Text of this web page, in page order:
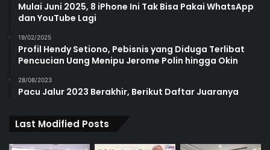
Mulai Juni 2025, 8 iPhone Ini Tak Bisa Pakai WhatsApp
dan YouTube Lagi
19/02/2025
Profil Hendy Setiono, Pebisnis yang Diduga Terlibat
Pencucian Uang Menipu Jerome Polin hingga Okin
28/08/2023
Pacu Jalur 2023 Berakhir, Berikut Daftar Juaranya
Last Modified Posts